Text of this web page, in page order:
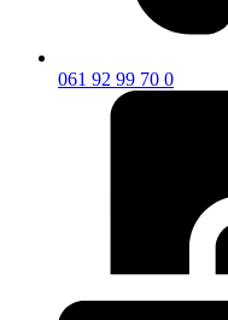
061 92 99 70 0